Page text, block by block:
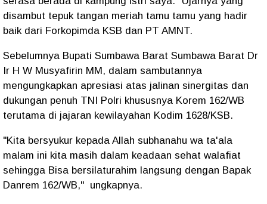
disambut tepuk tangan meriah tamu tamu yang hadir
baik dari Forkopimda KSB dan PT AMNT.
Sebelumnya Bupati Sumbawa Barat Sumbawa Barat Dr
Ir H W Musyafirin MM, dalam sambutannya
mengungkapkan apresiasi atas jalinan sinergitas dan
dukungan penuh TNI Polri khususnya Korem 162/WB
terutama di jajaran kewilayahan Kodim 1628/KSB.
"Kita bersyukur kepada Allah subhanahu wa ta'ala
malam ini kita masih dalam keadaan sehat walafiat
sehingga Bisa bersilaturahim langsung dengan Bapak
Danrem 162/WB," ungkapnya.